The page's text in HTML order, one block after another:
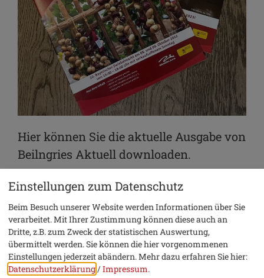
Hier können Sie die aktuelle Ausgabe von
Beilngries Aktuell downloaden.
mehr erfahren
Urlaub
Einstellungen zum Datenschutz
Beim Besuch unserer Website werden Informationen über Sie
verarbeitet. Mit Ihrer Zustimmung können diese auch an
Dritte, z.B. zum Zweck der statistischen Auswertung,
übermittelt werden. Sie können die hier vorgenommenen
Einstellungen jederzeit abändern.Mehr dazu erfahren Sie hier:
Datenschutzerklärung/Impressum.